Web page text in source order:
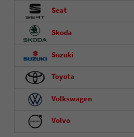
Seat
Skoda
Suzuki
Toyota
Volkswagen
Volvo